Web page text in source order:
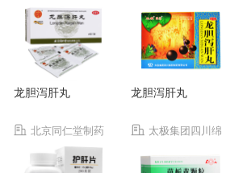
龙胆泻肝丸
北京同仁堂制药
龙胆泻肝丸
太极集团四川绵